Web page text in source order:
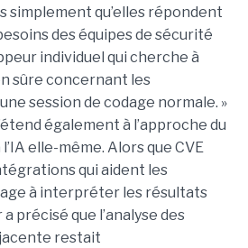
simplement qu’elles répondent
des équipes de sécurité
individuel qui cherche à
sûre concernant les
session de codage normale. »
également à l’approche du
elle-même. Alors que CVE
qui aident les
à interpréter les résultats
a précisé que l’analyse des
restait